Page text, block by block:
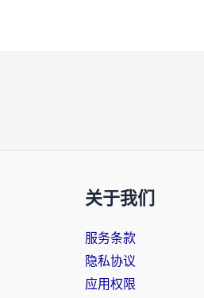
关于我们
服务条款
隐私协议
应用权限